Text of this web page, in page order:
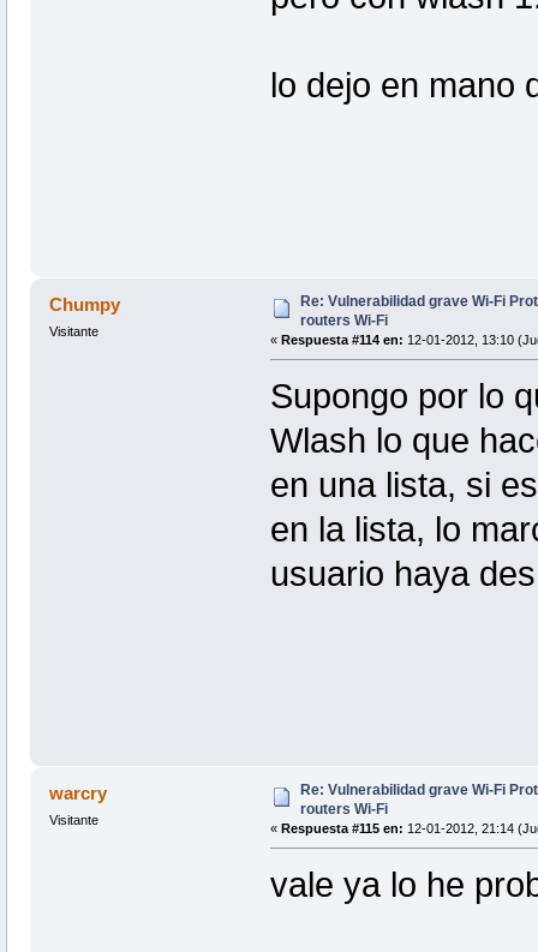
lo dejo en mano
Chumpy
Visitante
Re: Vulnerabilidad grave Wi-Fi
routers Wi-Fi
« Respuesta #114 en: 12-01-2012, 13:10
Supongo por lo
Wlash lo que
en una lista, si
en la lista, lo
usuario haya
warcry
Visitante
Re: Vulnerabilidad grave Wi-Fi
routers Wi-Fi
« Respuesta #115 en: 12-01-2012, 21:14
vale ya lo he